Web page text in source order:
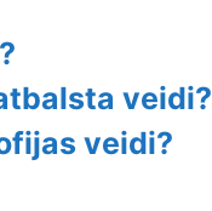
veidi?
veidi?